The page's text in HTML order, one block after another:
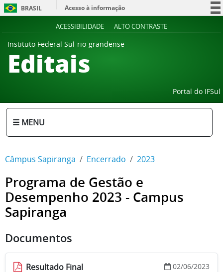
BRASIL
Acesso à informação
ACESSIBILIDADE ALTO CONTRASTE
Instituto Federal Sul-rio-grandense
Editais
Portal do IFSul
☰ MENU
Câmpus Sapiranga Encerrado 2023
Programa de Gestão e
Desempenho 2023 - Campus
Sapiranga
Documentos
Resultado Final 02/06/2023